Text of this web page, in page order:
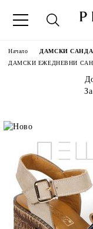
Начало ДАМСКИ
ДАМСКИ ЕЖЕДНЕВНИ